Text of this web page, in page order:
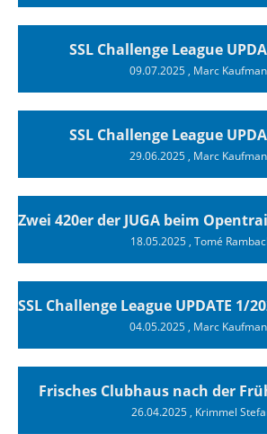
SSL Challenge League
09.07.2025, Marc
SSL Challenge League
29.06.2025, Marc
18.05.2025, Tomé
04.05.2025, Marc
Frisches Clubhaus nach der
26.04.2025, Krimmel